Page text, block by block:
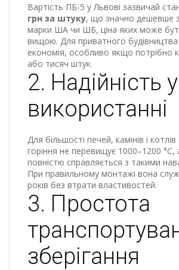
Вартість ПБ-5 у Львові зазвичай
грн за штуку, що значно дешевше
марки ША чи ШБ, ціна яких може
вищою. Для приватного будівництва
економія, особливо якщо потрібно
або тисяч штук.
2. Надійність у
використанні
Для більшості печей, камінів і
горіння не перевищує 1000–1200
повністю справляється з такими
При правильному монтажі вона
років без втрати властивостей.
3. Простота
зберігання